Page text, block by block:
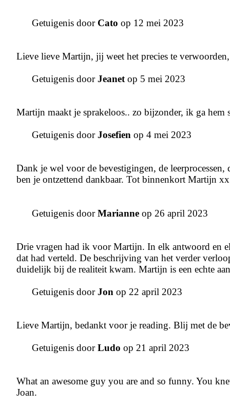
Getuigenis door Cato op 12 mei 2023
Lieve lieve Martijn, jij weet het precies te
Getuigenis doorJeanetop 5 mei 2023
Martijn maakt je sprakeloos.. zo bijzonder, ik ga
Getuigenis doorJosefien op 4 mei 2023
Dank je wel voor de bevestigingen, de
ben je ontzettend dankbaar. Tot binnenkort Martijn xx
Getuigenis doorMarianne op 26 april 2023
Drie vragen had ik voor Martijn. In elk antwoord en
dat had verteld. De beschrijving van het verder
duidelijk bij de realiteit kwam. Martijn is een echte
Getuigenis doorJon op 22 april 2023
Lieve Martijn, bedankt voor je reading. Blij met de
Getuigenis doorLudo op 21 april 2023
What an awesome guy you are and so funny. You
Joan.